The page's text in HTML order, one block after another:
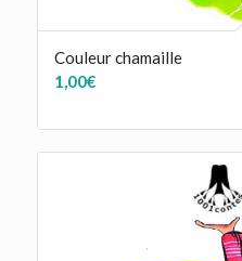
Couleur chamaille
1,00€